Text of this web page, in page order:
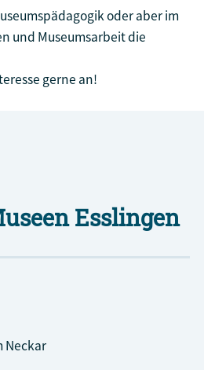
oder aber im
und Museumsarbeit die
gerne an!
Esslingen
Neckar